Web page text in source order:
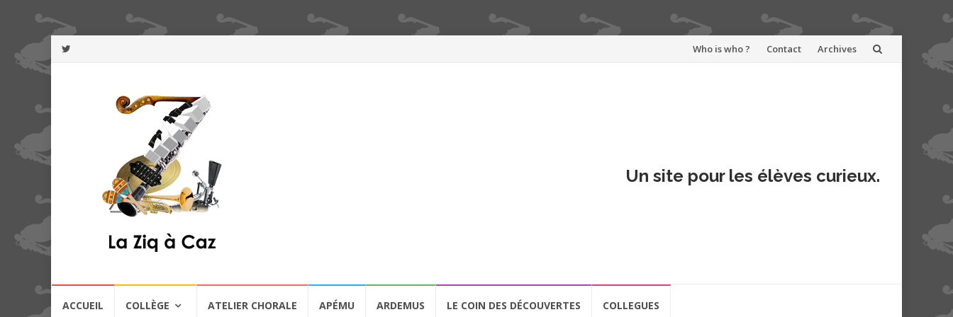
Aller
Who is who ? Contact Archives
Un site pour les élèves curieux.
ACCUEIL COLLÈGE ATELIER CHORALE APÉMU ARDEMUS LE COIN DES DÉCOUVERTES COLLEGUES